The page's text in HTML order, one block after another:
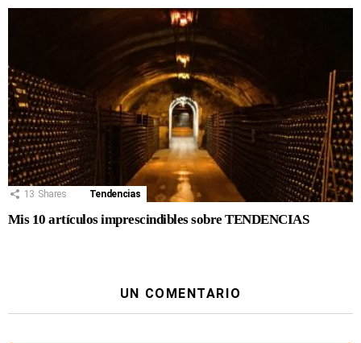
13 Shares Tendencias
Mis 10 artículos imprescindibles sobre TENDENCIAS
UN COMENTARIO